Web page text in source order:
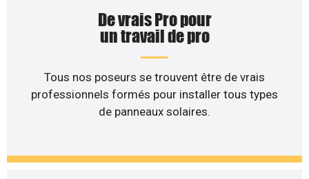
De vrais Pro pour
un travail de pro
Tous nos poseurs se trouvent être de vrais
professionnels formés pour installer tous types
de panneaux solaires.